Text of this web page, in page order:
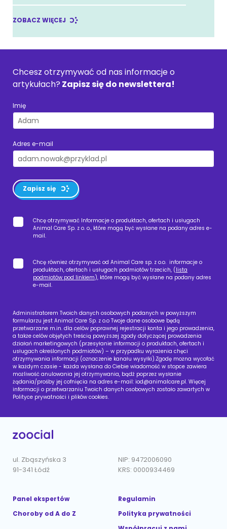
ZOBACZ WIĘCEJ
Chcesz otrzymywać od nas informacje o
artykułach? Zapisz się do newslettera!
Imię
Adres e-mail
Zapisz się
Chcę otrzymywać Informacje o produktach, ofertach i usługach
Animal Care Sp. z o. o., które mogą być wysłane na podany adres e-
mail.
Chcę również otrzymywać od Animal Care sp. z o.o. informacje o
produktach, ofertach i usługach podmiotów trzecich, (lista
podmiotów pod linkiem), które mogą być wysłane na podany adres
e-mail.
Administratorem Twoich danych osobowych podanych w powyższym
formularzu jest Animal Care Sp. z o.o Twoje dane osobowe będą
przetwarzane m.in. dla celów poprawnej rejestracji konta i jego prowadzenia,
a także celów objętych treścią powyższej zgody dotyczącej prowadzenia
działań marketingowych (przesyłanie informacji o produktach, ofertach i
usługach określonych podmiotów) – w przypadku wyrażenia chęci
otrzymywania informacji (oznaczenie kanału wysyłki).Zgodę można wycofać
w każdym czasie - każda wysłana do Ciebie wiadomość w stopce zawiera
możliwość anulowania jej otrzymywania, bądź poprzez wysłanie
żądania/prośby jej cofnięcia na adres e-mail: iod@animalcare.pl. Więcej
informacji o przetwarzaniu Twoich danych osobowych zostało zawartych w
Polityce prywatności i plików cookies.
ul. Zbąszyńska 3
91-341 Łódź
NIP: 9472006090
KRS: 0000934469
Panel ekspertów
Choroby od A do Z
Regulamin
Polityka prywatności